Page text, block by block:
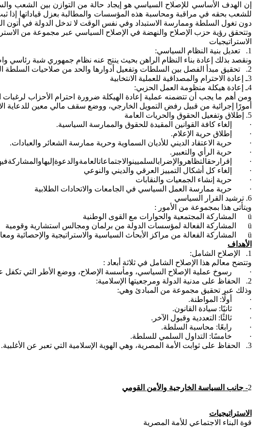
إن الهدف الأساسي للإصلاح السياسي هو إيجاد حالة من التوازن بين الشعب
للشعب بحقه في مراقبة ومحاسبة هذه المؤسسات والمطالبة بعزل قياداتها إذا ثبت
دون تغول السلطة وممارسة الاستبداد وفي نفس الوقت لا تدخل الدولة في أتون
وتتحقق رؤية حزب الإصلاح والنهضة في الإصلاح السياسي عبر مجموعة من
الاستراتيجيات
1. تعديل بنية النظام السياسي:
ونقصد بذلك إعادة بناء النظام الراهن بحيث ينتج عنه نظام جمهوري شبة
2. تحقيق مبدأ الفصل بين السلطات وتفعيل أدوارها والحد من صلاحيات السلطة التنفيذية
3ـ إعادة الاحترام والمصداقية للعملية الانتخابية
4ـ إعادة هيكلة منظومة العمل الحزبي:
ومن أهم ما يجب أن تتضمنه عملية إعادة الهيكلة ضرورة احترام الأحزاب لرغبات
أمورًا إجرائية من قبيل رفض التمويل الخارجي، ووضع سقف مالي معين للدعاية
5. إطلاق وتفعيل الحقوق والحريات العامة
· إلغاء كافة القوانين المقيدة للحقوق والممارسة السياسية.
· إطلاق حرية الإعلام.
· حرية الاعتقاد الديني للأديان السماوية وحرية ممارسة الشعائر والعبادات.
· حرية الرأي والتعبير.
·
· إلغاء كل أشكال التمييز العرقي والديني والنوعي
· حرية إنشاء الجمعيات والنقابات
· حرية ممارسة العمل السياسي في الجامعات والاتحادات الطلابية
6. ترشيد القرار السياسي
ويتأتى هذا بمجموعة من الأمور :
ü المشاركة المجتمعية والحوارات مع القوى الوطنية
ü المشاركة الفعالة لمؤسسات الدولة من برلمان ومجالس استشارية وقومية
ü المشاركة الفعالة من مراكز الأبحاث السياسية والاستراتيجية والإحصائية ومعاهد العلاقات الدولية
الأهداف
1. الإصلاح الشامل:
وتتضح معالم هذا الإصلاح الشامل في ثلاثة أبعاد :
· رسوخ عملية الإصلاح السياسي، ومأسسة الإصلاح، ووضع الأطر التي تكفل
2. الحفاظ على مدنية الدولة ومرجعيتها الإسلامية:
وذلك عبر تحقيق مجموعة من المبادئ وهي:
· أولًا: المواطنة.
· ثانيًا: سيادة القانون.
· ثالثًا: التعددية وقبول الآخر.
· رابعًا: محاسبة السلطة.
· خامسًا: التداول السلمي للسلطة.
3. الحفاظ على ثوابت الأمة المصرية، وهي الهوية الإسلامية التي تعبر عن الأغلبية.
2- جانب السياسة الخارجية والأمن القومي
الاستراتيجيات
قوة البناء الاجتماعي للأمة المصرية